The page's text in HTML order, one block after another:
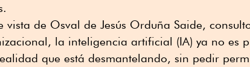
vista de Osval de Jesús Orduña Saide,
la inteligencia artificial (IA) ya no es
que está desmantelando, sin pedir